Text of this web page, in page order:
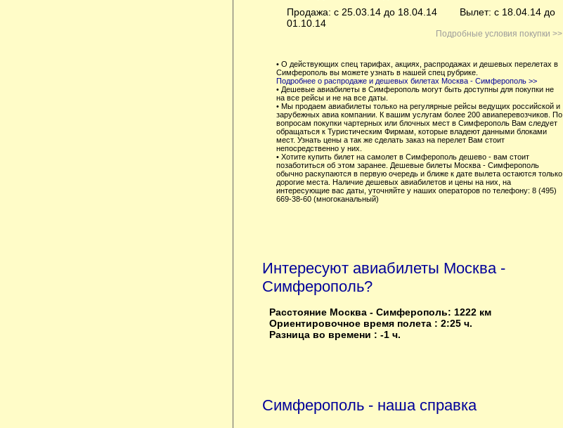
Продажа: с 25.03.14 до 18.04.14
Вылет: с 18.04.14 до
01.10.14
Подробные условия покупки >>
• О действующих спец тарифах, акциях, распродажах и дешевых перелетах в
Симферополь вы можете узнать в нашей спец рубрике.
Подробнее о распродаже и дешевых билетах Москва - Симферополь >>
• Дешевые авиабилеты в Симферополь могут быть доступны для покупки не
на все рейсы и не на все даты.
• Мы продаем авиабилеты только на регулярные рейсы ведущих российской и
зарубежных авиа компании. К вашим услугам более 200 авиаперевозчиков. По
вопросам покупки чартерных или блочных мест в Симферополь Вам следует
обращаться к Туристическим Фирмам, которые владеют данными блоками
мест. Узнать цены а так же сделать заказ на перелет Вам стоит
непосредственно у них.
• Хотите купить билет на самолет в Симферополь дешево - вам стоит
позаботиться об этом заранее. Дешевые билеты Москва - Симферополь
обычно раскупаются в первую очередь и ближе к дате вылета остаются только
дорогие места. Наличие дешевых авиабилетов и цены на них, на
интересующие вас даты, уточняйте у наших операторов по телефону: 8 (495)
669-38-60 (многоканальный)
Интересуют авиабилеты Москва -
Симферополь?
Расстояние Москва - Симферополь: 1222 км
Ориентировочное время полета : 2:25 ч.
Разница во времени : -1 ч.
Симферополь - наша справка